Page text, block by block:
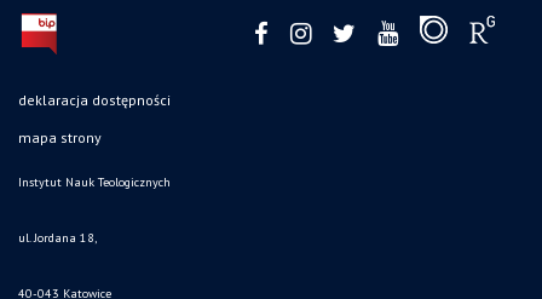
deklaracja dostępności
mapa strony
Instytut Nauk Teologicznych
ul. Jordana 18,
40-043 Katowice